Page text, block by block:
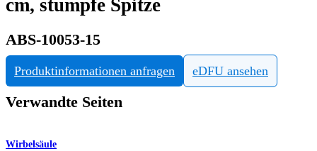
cm, stumpfe Spitze
ABS-10053-15
Produktinformationen anfragen eDFU ansehen
Verwandte Seiten
Wirbelsäule